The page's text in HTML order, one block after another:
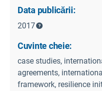
Data publicării:
2017
Cuvinte cheie:
case studies,
agreements,
framework, resilience